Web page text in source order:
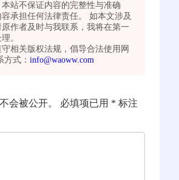
本站不保证内容的完整性与准确
承担任何法律责任。 如本文涉及
作者及时与我联系，我将在第一
。
相关版权法规，倡导合法使用网
式： info@waoww.com
会被公开。 必填项已用 * 标注